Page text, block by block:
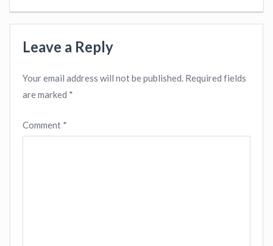
Leave a Reply
Your email address will not be published. Required fields
are marked *
Comment *